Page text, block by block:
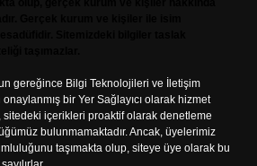
gereğince Bilgi Teknolojileri ve İletişim
bir Yer Sağlayıcı olarak hizmet
içerikleri proaktif olarak denetleme
bulunmamaktadır. Ancak, üyelerimiz
taşımakta olup, siteye üye olarak bu